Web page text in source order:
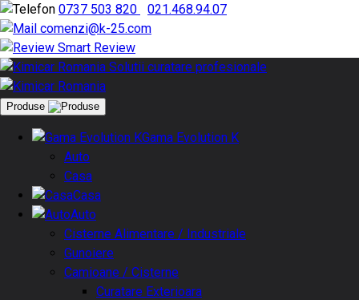
0737 503 820
021.468.94.07
comenzi@k-25.com
Smart Review
Produse
Gama Evolution K
Auto
Casa
Casa
Auto
Cisterne Alimentare / Industriale
Gunoiere
Camioane / Cisterne
Curatare Exterioara